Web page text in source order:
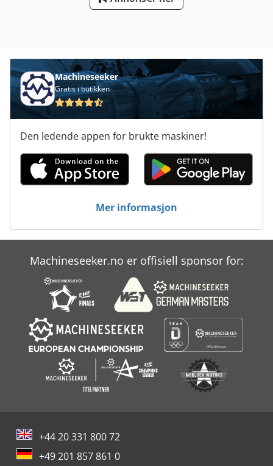
Machineseeker
Gratis i butikken
Den ledende appen for brukte maskiner!
Mer informasjon
Machineseeker.no er offisiell sponsor for:
+44 20 331 800 72
+49 201 857 861 0